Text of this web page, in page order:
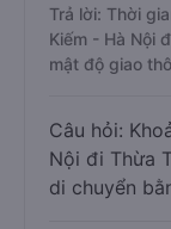
Trả lời: Thời
Kiếm - Hà Nội
mật độ giao
Câu hỏi:
Nội đi Thừa
di chuyển